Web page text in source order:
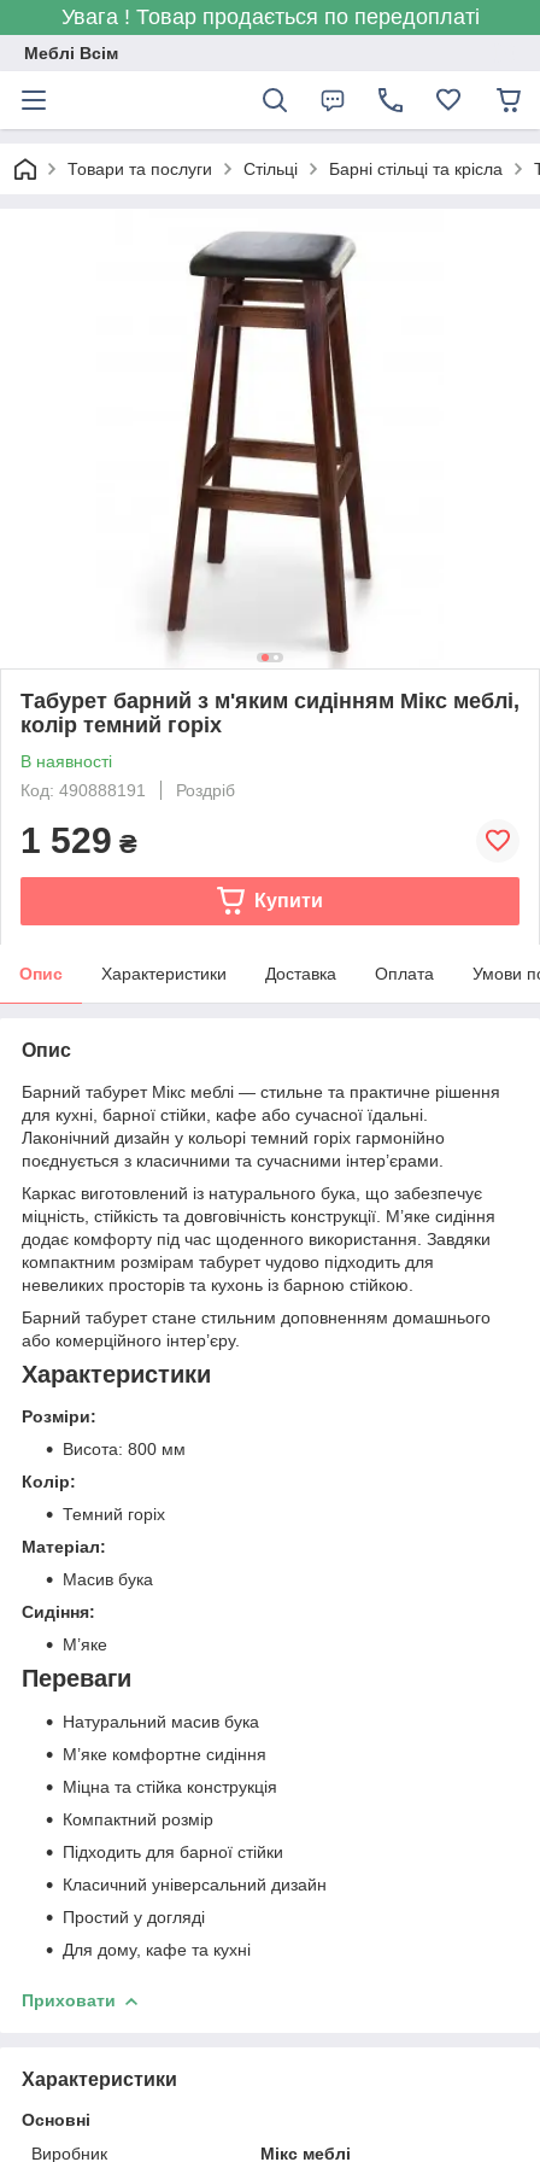
Увага ! Товар продається по передоплаті
Меблі Всім
Товари та послуги Стільці Барні стільці та крісла
Табурет барний з м'яким сидінням Мікс меблі,
колір темний горіх
В наявності
Код: 490888191
Роздріб
1 529 ₴
Купити
Опис Характеристики Доставка Оплата Умови
Опис
Барний табурет Мікс меблі — стильне та практичне рішення
для кухні, барної стійки, кафе або сучасної їдальні.
Лаконічний дизайн у кольорі темний горіх гармонійно
поєднується з класичними та сучасними інтер’єрами.
Каркас виготовлений із натурального бука, що забезпечує
міцність, стійкість та довговічність конструкції. М’яке сидіння
додає комфорту під час щоденного використання. Завдяки
компактним розмірам табурет чудово підходить для
невеликих просторів та кухонь із барною стійкою.
Барний табурет стане стильним доповненням домашнього
або комерційного інтер’єру.
Характеристики
Розміри:
Висота: 800 мм
Колір:
Темний горіх
Матеріал:
Масив бука
Сидіння:
М’яке
Переваги
Натуральний масив бука
М’яке комфортне сидіння
Міцна та стійка конструкція
Компактний розмір
Підходить для барної стійки
Класичний універсальний дизайн
Простий у догляді
Для дому, кафе та кухні
Приховати
Характеристики
Основні
Виробник
Мікс меблі